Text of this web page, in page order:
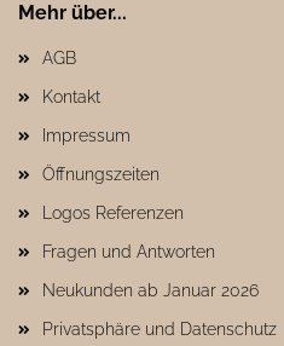
Mehr über...
AGB
Kontakt
Impressum
Öffnungszeiten
Logos Referenzen
Fragen und Antworten
Neukunden ab Januar 2026
Privatsphäre und Datenschutz